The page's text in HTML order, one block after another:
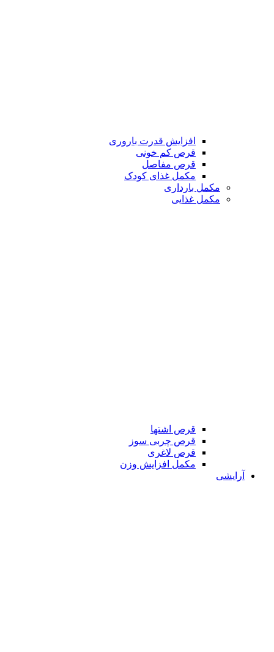
افزایش قدرت باروری
قرص کم خونی
قرص مفاصل
مکمل غذای کودک
مکمل بارداری
مکمل غذایی
قرص اشتها
قرص چربی سوز
قرص لاغری
مکمل افزایش وزن
آرایشی